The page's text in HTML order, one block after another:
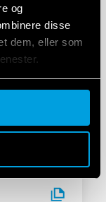
og
disse
dem, eller som